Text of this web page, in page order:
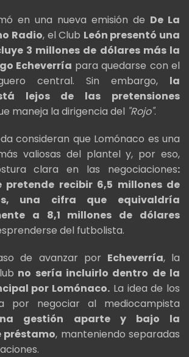
en una nueva emisión de De La
Radio, el Club León presentó una
3 millones de dólares más la
Echeverría para quedarse con el
central. Sin embargo, la
lejos de las pretensiones
maneja la dirigencia del "Rojo".
consideran que Lomónaco es una
valiosas del plantel y, por eso,
clara en las negociaciones:
pretende recibir 6,5 millones de
una cifra que equivaldría
a 8,1 millones de dólares
del futbolista.
de avanzar por Echeverría, la
no sería incluirlo dentro de la
por Lomónaco. La idea de los
por negociar al mediocampista
gestión aparte y bajo la
, manteniendo separadas